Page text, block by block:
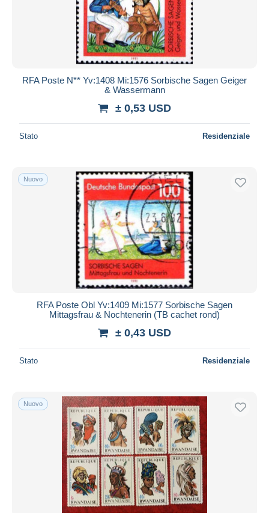
RFA Poste N** Yv:1408 Mi:1576 Sorbische Sagen Geiger
& Wassermann
± 0,53 USD
Stato Residenziale
Nuovo
RFA Poste Obl Yv:1409 Mi:1577 Sorbische Sagen
Mittagsfrau & Nochtenerin (TB cachet rond)
± 0,43 USD
Stato Residenziale
Nuovo